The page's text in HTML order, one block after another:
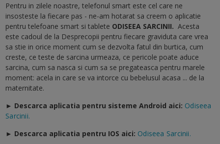
Pentru in zilele noastre, telefonul smart este cel care ne
insosteste la fiecare pas - ne-am hotarat sa creem o aplicatie
pentru telefoane smart si tablete ODISEEA SARCINII. Acesta
este cadoul de la Desprecopii pentru fiecare graviduta care vrea
sa stie in orice moment cum se dezvolta fatul din burtica, cum
creste, ce teste de sarcina urmeaza, ce pericole poate aduce
sarcina, cum sa nasca si cum sa se pregateasca pentru marele
moment: acela in care se va intorce cu bebelusul acasa ... de la
maternitate.
► Descarca aplicatia pentru sisteme Android aici: Odiseea
Sarcinii.
► Descarca aplicatia pentru IOS aici: Odiseea Sarcinii.